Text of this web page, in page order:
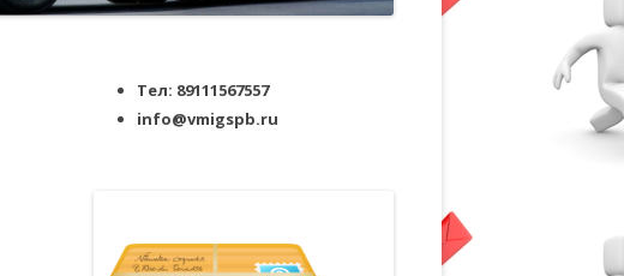
Тел: 89111567557
info@vmigspb.ru